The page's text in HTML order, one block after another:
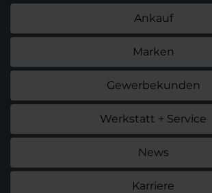
Ankauf
Marken
Gewerbekunden
Werkstatt + Service
News
Karriere